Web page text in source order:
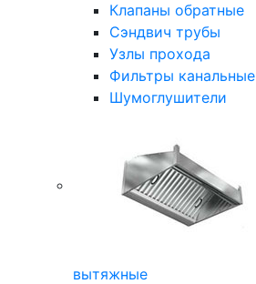
Клапаны обратные
Сэндвич трубы
Узлы прохода
Фильтры канальные
Шумоглушители
вытяжные